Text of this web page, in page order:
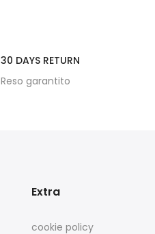
30 DAYS RETURN
Reso garantito
Extra
cookie policy